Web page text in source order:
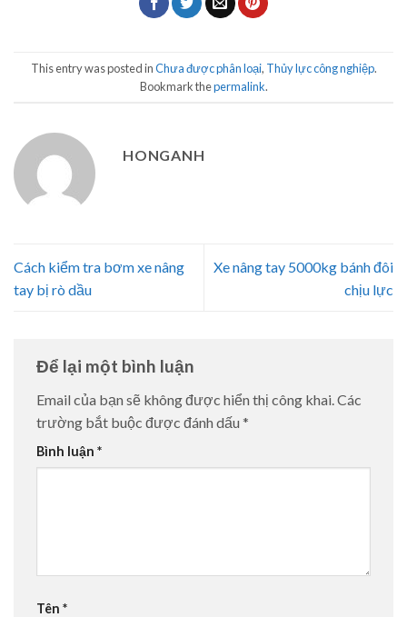
This entry was posted inChưa được phân loại, Thủy lực công nghiệp.
Bookmark thepermalink.
HONGANH
Cách kiểm tra bơm xe nâng
tay bị rò dầu
Xe nâng tay 5000kg bánh đôi
chịu lực
Để lại một bình luận
Email của bạn sẽ không được hiển thị công khai.Các
trường bắt buộc được đánh dấu *
Bình luận *
Tên *